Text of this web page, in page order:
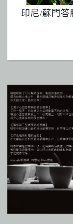
印尼/蘇門答